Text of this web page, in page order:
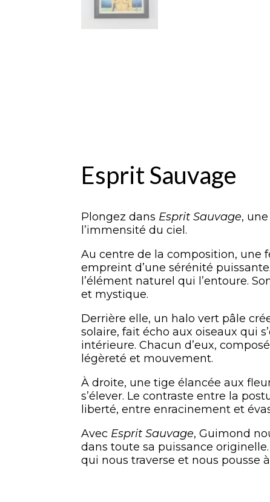
Esprit Sauvage
Plongez dans Esprit Sauvage,
l’immensité du ciel.
Au centre de la composition, une
empreint d’une sérénité
l’élément naturel qui l’entoure.
et mystique.
Derrière elle, un halo vert pâle
solaire, fait écho aux oiseaux qui
intérieure. Chacun d’eux,
légèreté et mouvement.
À droite, une tige élancée aux
s’élever. Le contraste entre la
liberté, entre enracinement et
Avec Esprit Sauvage, Guimond
dans toute sa puissance
qui nous traverse et nous pousse